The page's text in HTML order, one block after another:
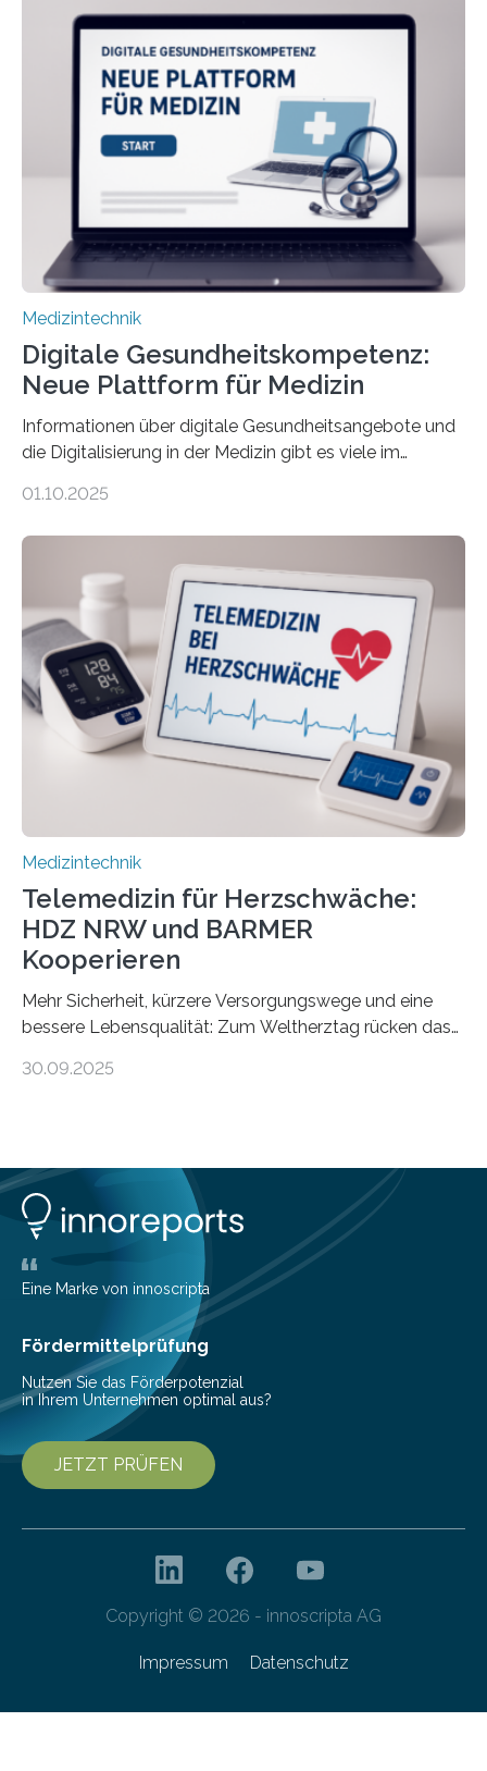
und Boris Burr von der Ruhr-Universität Bochum in
dafür eine technische Schnittstelle, über die
physiologische Daten in Echtzeit an das Sprachmodell
übermittelt werden können. Die Künstliche Intelligenz
kann dadurch auch die Sprache des Körpers
einbeziehen, auf die Menschen keinen bewussten
Einfluss nehmen. Das eröffnet…
Medizintechnik
Digitale Gesundheitskompetenz:
Neue Plattform für Medizin
Informationen über digitale Gesundheitsangebote und
die Digitalisierung in der Medizin gibt es viele im
seriösen und wissenschaftlich abgesicherten Inhalten?
Forscherinnen der Technischen Universität Dresden
(TUD) richtet sich das Portal sowohl an Patientinnen
und Patienten, aber ebenso an medizinisches
Fachpersonal. Für all diese Zielgruppen bietet sie
speziell zugeschnittene Informationen, um deren
digitale Gesundheitskompetenz zu steigern. MiHUBx ist
01.10.2025
Medizintechnik
Telemedizin für Herzschwäche:
HDZ NRW und BARMER
Kooperieren
Mehr Sicherheit, kürzere Versorgungswege und eine
bessere Lebensqualität: Zum Weltherztag rücken das
Oeynhausen, und die BARMER die Bedürfnisse von
Rund vier Millionen Menschen in Deutschland leiden an
behandlungsbedürftiger Herzschwäche
(Herzinsuffizienz). Als chronische und fortschreitende
Herzerkrankung ist diese mit einer zunehmenden
Beeinträchtigung der Lebensqualität und besonders in
höherem Lebensalter mit vielen
Krankenhausaufenthalten verbunden. „Mit Hilfe digitaler
Technologien…
30.09.2025
Eine Marke von innoscripta
Fördermittelprüfung
Nutzen Sie das Förderpotenzial
in Ihrem Unternehmen optimal aus?
JETZT PRÜFEN
Copyright © 2026 - innoscripta AG
Impressum Datenschutz